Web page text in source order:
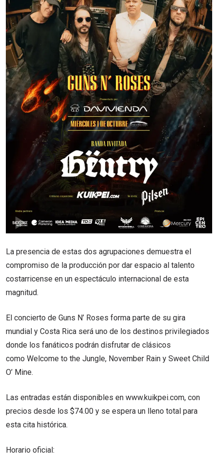
La presencia de estas dos agrupaciones demuestra el
compromiso de la producción por dar espacio al talento
costarricense en un espectáculo internacional de esta
magnitud.
El concierto de Guns N’ Roses forma parte de su gira
mundial y Costa Rica será uno de los destinos privilegiados
donde los fanáticos podrán disfrutar de clásicos
como Welcome to the Jungle, November Rain y Sweet Child
O’ Mine.
Las entradas están disponibles en www.kuikpei.com, con
precios desde los $74.00 y se espera un lleno total para
esta cita histórica.
Horario oficial: